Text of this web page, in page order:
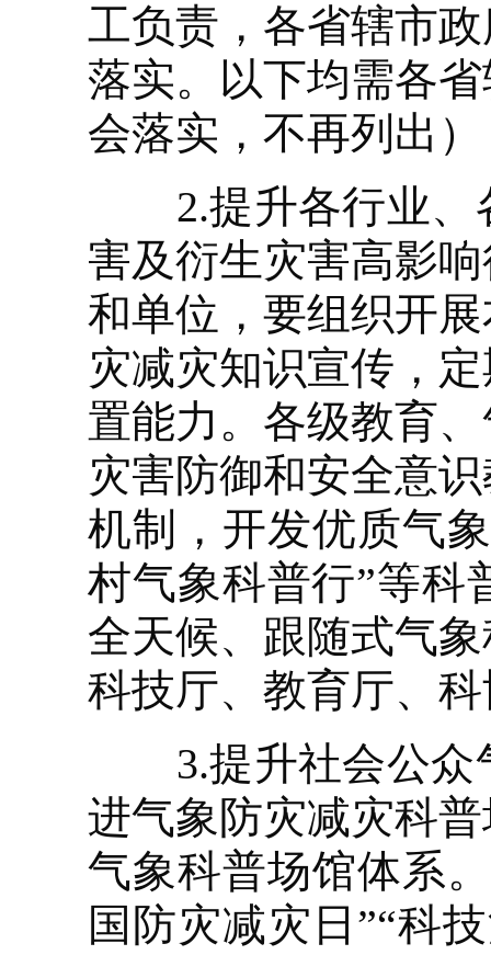
工负责，各省辖市
落实。以下均需各
会落实，不再列出）
2.提升各行业、
害及衍生灾害高影
和单位，要组织开
灾减灾知识宣传，
置能力。各级教育
灾害防御和安全意
机制，开发优质气
村气象科普行”等科
全天候、跟随式气
科技厅、教育厅、
3.提升社会公众
进气象防灾减灾科
气象科普场馆体系
国防灾减灾日”“科